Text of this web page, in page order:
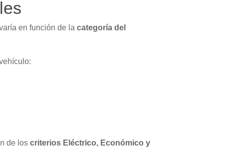
en función de la categoría del
de los criterios Eléctrico, Económico y